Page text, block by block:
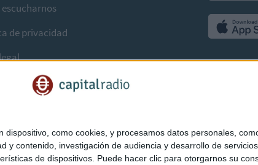
como cookies, y procesamos datos personales,
y contenido, investigación de audiencia y desarrollo de servicios.
de dispositivos. Puede hacer clic para otorgarnos su
de privacidad